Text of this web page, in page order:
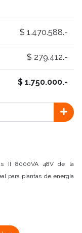
$ 1.470.588.-
$ 279.412.-
$ 1.750.000.-
II 8000VA 48V de la
para plantas de energía